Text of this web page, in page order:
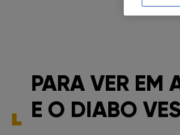
PARA VER EM
E O DIABO